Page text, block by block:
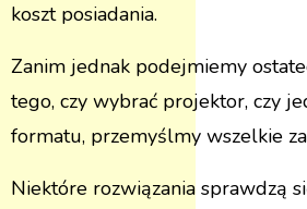
koszt posiadania.
Zanim jednak podejmiemy
tego, czy wybrać projektor, czy
formatu, przemyślmy wszelkie
Niektóre rozwiązania sprawdzą